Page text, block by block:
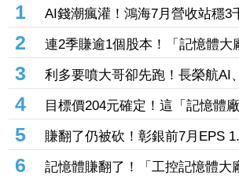
1
AI錢潮瘋灌！鴻海7月營收站穩3
投逾7萬張居冠 「這檔」單月
說前夕吸買氣
2
連2季賺逾1個股本！「記憶體大
20.87元 股價卻殺至跌停鎖死
3
利多要噴大哥卻先跑！長榮航AI
賣超王 「這檔鋼鐵」７月營收
單
4
目標價204元確定！這「記憶體
Q2毛利率衝70% 全年營運看旺
5
賺翻了仍被砍！彰銀前7月EPS
殺2.33億淪賣超王 「這檔記憶
倒
6
記憶體賺翻了！「工控記憶體大